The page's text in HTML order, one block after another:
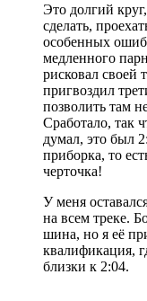
Это долгий
сделать,
особенных
медленного
рисковал своей
пригвоздил
позволить там
Сработало, так
думал, это был
приборка, то
черточка!
У меня
на всем треке.
шина, но я её
квалификация,
близки к 2:04.